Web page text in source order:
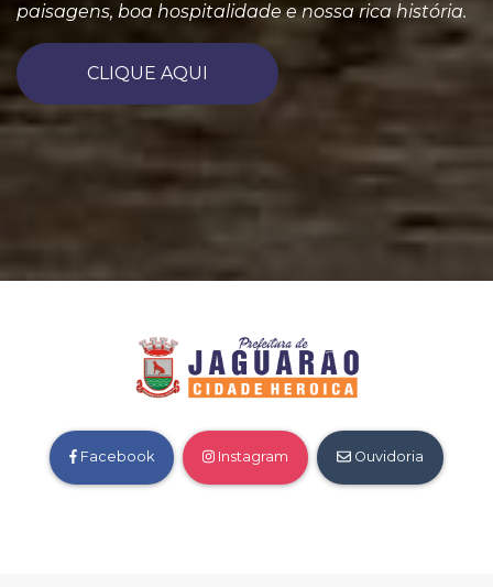
paisagens, boa hospitalidade e nossa rica história.
CLIQUE AQUI
Facebook Instagram Ouvidoria